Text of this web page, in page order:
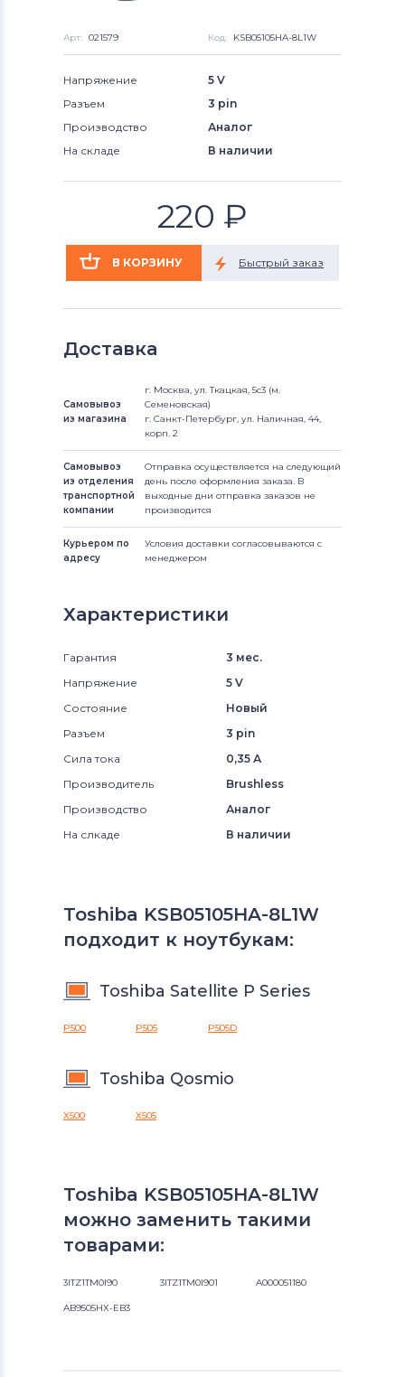
Арт: 021579 Код: KSB05105HA-8L1W
Напряжение
5 V
Разъем
3 pin
Производство
Аналог
На складе
В наличии
220 ₽
Доставка
Самовывоз
из магазина
г. Москва, ул. Ткацкая, 5с3 (м.
Семеновская)
г. Санкт-Петербург, ул. Наличная, 44,
корп. 2
Самовывоз
из отделения
транспортной
компании
Отправка осуществляется на следующий
день после оформления заказа. В
выходные дни отправка заказов не
производится
Курьером по
адресу
Условия доставки согласовываются с
менеджером
Характеристики
Гарантия
3 мес.
Напряжение
5 V
Состояние
Новый
Разъем
3 pin
Сила тока
0,35 А
Производитель
Brushless
Производство
Аналог
На слкаде
В наличии
Toshiba KSB05105HA-8L1W
подходит к ноутбукам:
Toshiba Satellite P Series
P500 P505 P505D
Toshiba Qosmio
X500 X505
Toshiba KSB05105HA-8L1W
можно заменить такими
товарами:
3ITZ1TM0I90 3ITZ1TM0I901 A000051180
AB9505HX-EB3